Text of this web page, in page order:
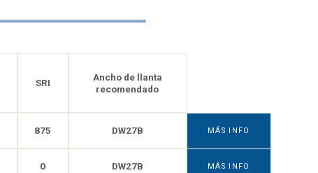
SRI
Ancho de llanta
recomendado
875 DW27B MÁS INFO
0 DW27B MÁS INFO